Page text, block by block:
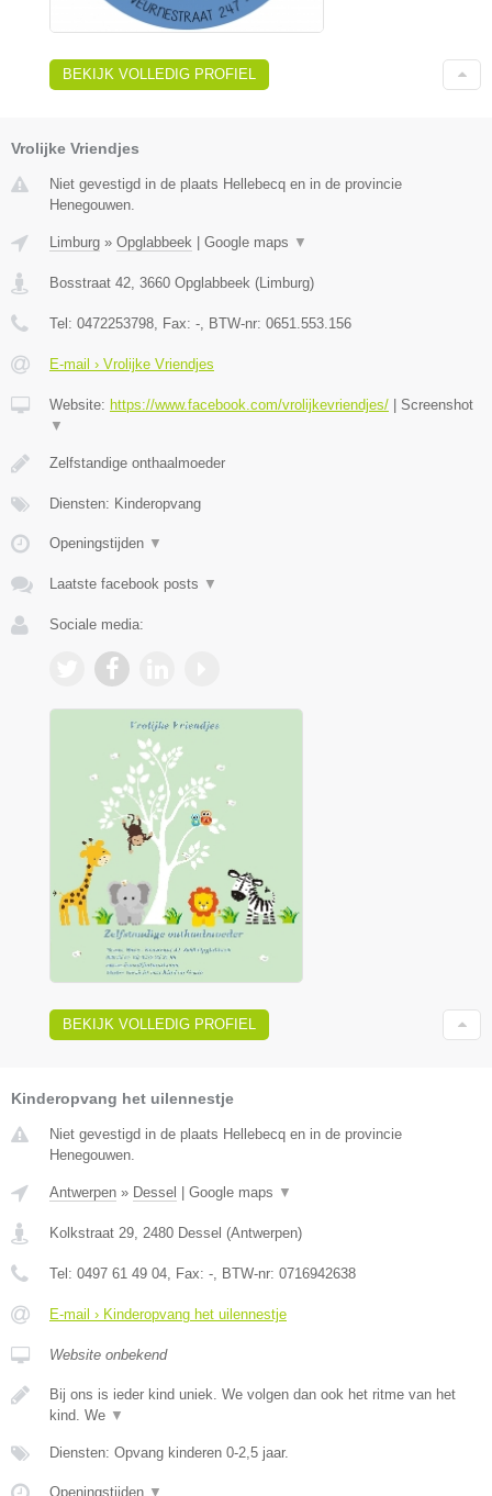
BEKIJK VOLLEDIG PROFIEL
Vrolijke Vriendjes
Niet gevestigd in de plaats Hellebecq en in de provincie
Henegouwen.
Limburg » Opglabbeek Google maps ▼
Bosstraat 42, 3660 Opglabbeek (Limburg)
Tel: 0472253798, Fax: -, BTW-nr: 0651.553.156
E-mail › Vrolijke Vriendjes
Website: https://www.facebook.com/vrolijkevriendjes/
Screenshot
▼
Zelfstandige onthaalmoeder
Diensten: Kinderopvang
Openingstijden ▼
Laatste facebook posts ▼
Sociale media:
BEKIJK VOLLEDIG PROFIEL
Kinderopvang het uilennestje
Niet gevestigd in de plaats Hellebecq en in de provincie
Henegouwen.
Antwerpen » Dessel Google maps ▼
Kolkstraat 29, 2480 Dessel (Antwerpen)
Tel: 0497 61 49 04, Fax: -, BTW-nr: 0716942638
E-mail › Kinderopvang het uilennestje
Website onbekend
Bij ons is ieder kind uniek. We volgen dan ook het ritme van het
kind. We ▼
Diensten: Opvang kinderen 0-2,5 jaar.
Openingstijden ▼